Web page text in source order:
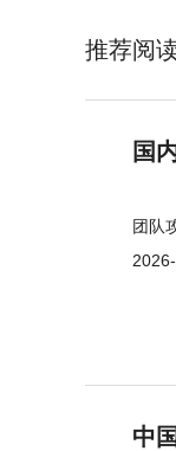
推荐阅
国
团队
中